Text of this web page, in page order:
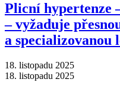
Plicní hypertenze
–⁠ vyžaduje
a specializovanou
18. listopadu 2025
18. listopadu 2025